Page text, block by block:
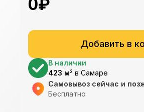
0₽
Добавить в
В наличии
423 м2 в Самаре
Самовывоз сейчас и
Бесплатно